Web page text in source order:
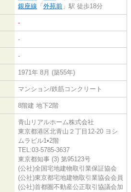
銀座線 「 外苑前 」駅 徒歩18分
-
-
-
1971年 8月 (築55年)
マンション/鉄筋コンクリート
8階建 地下2階
青山リアルホーム株式会社
東京都港区北青山２丁目12-20 ヨシ
ムラビル1•2階
TEL:03-5785-3637
東京都知事 (3) 第95123号
(公社)全国宅地建物取引業保証協会
(公社)東京都宅地建物取引業協会会員
(公社)首都圏不動産公正取引協議会加